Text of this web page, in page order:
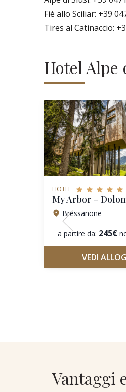
Fiè allo Sciliar: +39
Tires al Catinaccio:
Hotel Alpe
HOTEL
My Arbor –
Bressanone
a partire da: 245€
VEDI
Vantaggi